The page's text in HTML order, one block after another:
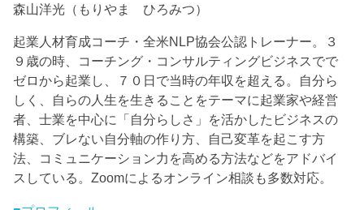
森山洋光（もりやま ひろみつ）
起業人材育成コーチ・全米NLP協会公認トレーナー。３
９歳の時、コーチング・コンサルティングビジネスでで
ゼロから起業し、７０日で当時の年収を超える。自分ら
しく、自らの人生を生きることをテーマに起業家や経営
者、士業を中心に「自分らしさ」を活かしたビジネスの
構築、ブレない自分軸の作り方、自己変革を起こす方
法、コミュニケーション力を高める方法などをアドバイ
スしている。Zoomによるオンライン相談も多数対応。